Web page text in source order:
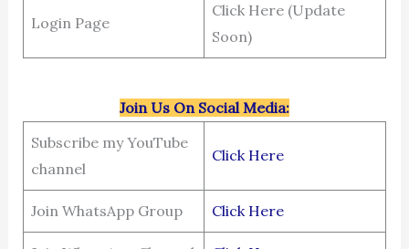
Login Page
Click Here (Update
Soon)
Join Us On Social Media:
Subscribe my YouTube
channel
Click Here
Join WhatsApp Group Click Here